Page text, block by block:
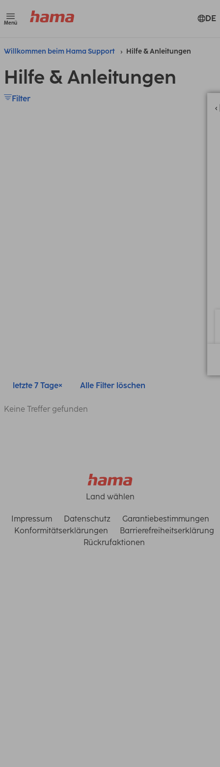
Menü DE
Willkommen beim Hama Support Hilfe & Anleitungen
Hilfe & Anleitungen
Filter
letzte 7 Tage Alle Filter löschen
Keine Treffer gefunden
Land wählen
Impressum Datenschutz
Garantiebestimmungen
Konformitätserklärungen
Barrierefreiheitserklärung
Rückrufaktionen